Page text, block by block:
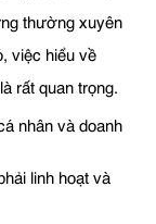
thường xuyên
việc hiểu về
rất quan trọng.
nhân và doanh
linh hoạt và